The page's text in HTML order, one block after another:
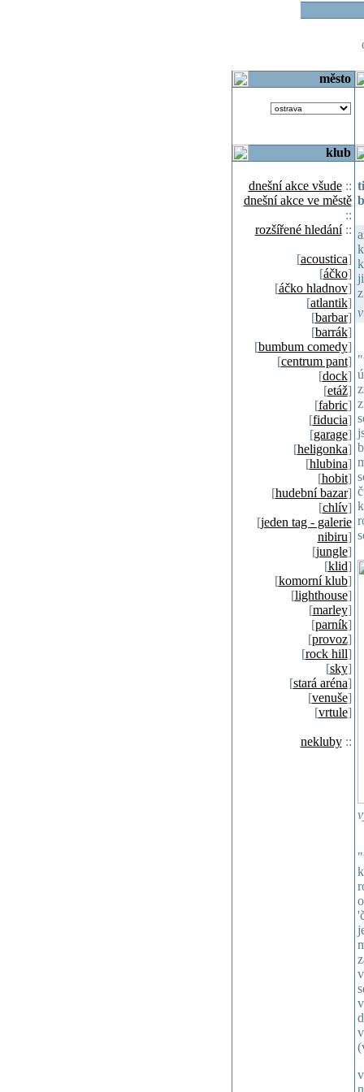
město
klub
dnešní akce všude::
dnešní akce ve městě
::
rozšířené hledání::
[acoustica]
[áčko]
[áčko hladnov]
[atlantik]
[barbar]
[barrák]
[bumbum comedy]
[centrum pant]
[dock]
[etáž]
[fabric]
[fiducia]
[garage]
[heligonka]
[hlubina]
[hobit]
[hudební bazar]
[chlív]
[jeden tag - galerie
nibiru]
[jungle]
[klid]
[komorní klub]
[lighthouse]
[marley]
[parník]
[provoz]
[rock hill]
[sky]
[stará aréna]
[venuše]
[vrtule]
nekluby::